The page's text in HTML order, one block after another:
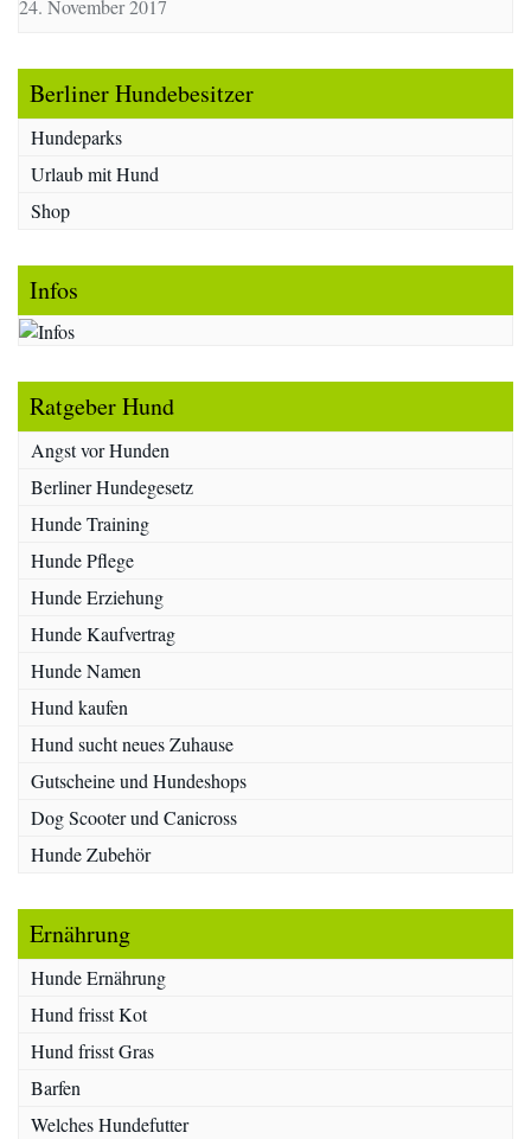
24. November 2017
Berliner Hundebesitzer
Hundeparks
Urlaub mit Hund
Shop
Infos
Ratgeber Hund
Angst vor Hunden
Berliner Hundegesetz
Hunde Training
Hunde Pflege
Hunde Erziehung
Hunde Kaufvertrag
Hunde Namen
Hund kaufen
Hund sucht neues Zuhause
Gutscheine und Hundeshops
Dog Scooter und Canicross
Hunde Zubehör
Ernährung
Hunde Ernährung
Hund frisst Kot
Hund frisst Gras
Barfen
Welches Hundefutter